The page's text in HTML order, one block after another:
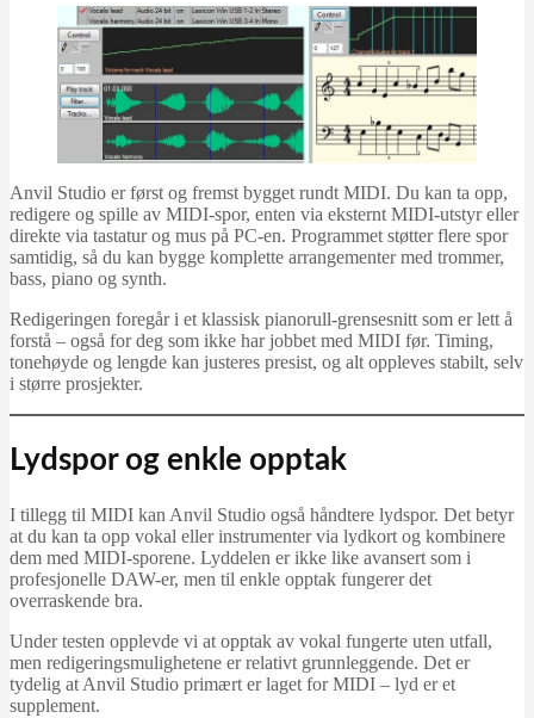
Anvil Studio er først og fremst bygget rundt MIDI. Du kan ta opp,
redigere og spille av MIDI-spor, enten via eksternt MIDI-utstyr eller
direkte via tastatur og mus på PC-en. Programmet støtter flere spor
samtidig, så du kan bygge komplette arrangementer med trommer,
bass, piano og synth.
Redigeringen foregår i et klassisk pianorull-grensesnitt som er lett å
forstå – også for deg som ikke har jobbet med MIDI før. Timing,
tonehøyde og lengde kan justeres presist, og alt oppleves stabilt, selv
i større prosjekter.
Lydspor og enkle opptak
I tillegg til MIDI kan Anvil Studio også håndtere lydspor. Det betyr
at du kan ta opp vokal eller instrumenter via lydkort og kombinere
dem med MIDI-sporene. Lyddelen er ikke like avansert som i
profesjonelle DAW-er, men til enkle opptak fungerer det
overraskende bra.
Under testen opplevde vi at opptak av vokal fungerte uten utfall,
men redigeringsmulighetene er relativt grunnleggende. Det er
tydelig at Anvil Studio primært er laget for MIDI – lyd er et
supplement.